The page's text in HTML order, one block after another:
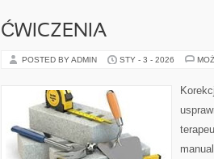
ĆWICZENIA
POSTED BY ADMIN STY - 3 - 2026